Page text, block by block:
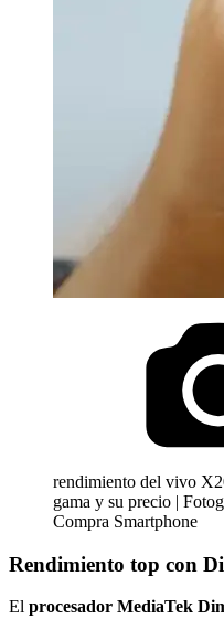
rendimiento del vivo
gama y su precio |
Compra Smartphone
Rendimiento top con
El procesador MediaTek